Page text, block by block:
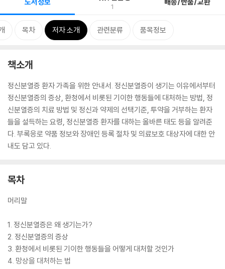
1
목차 저자 소개 관련분류 품목정보
책소개
정신분열증 환자 가족을 위한 안내서. 정신분열증이 생기는 이유에서부터
정신분열증의 증상, 환청에서 비롯된 기이한 행동들에 대처하는 방법, 정
신분열증의 치료 방법 및 정신과 약제의 선택기준, 투약을 거부하는 환자
들을 설득하는 요령, 정신분열증 환자를 대하는 올바른 태도 등을 알려준
다. 부록응로 약품 정보와 장애인 등록 절차 및 의료보호 대상자에 대한 안
내도 담고 있다.
목차
머리말
1. 정신분열증은 왜 생기는가?
2. 정신분열증의 증상
3. 환청에서 비롯된 기이한 행동들을 어떻게 대처할 것인가
4. 망상을 대처하는 법